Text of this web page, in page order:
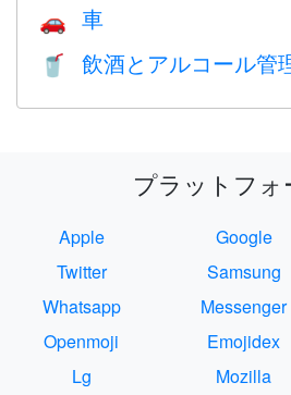
🚗 車
🥤 飲酒とアルコール管
プラットフォ
Apple Google
Twitter
Samsung
Whatsapp
Messenger
Openmoji
Emojidex
Lg
Mozilla